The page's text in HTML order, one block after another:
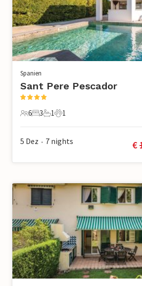
Spanien
Sant Pere Pescador
6 Gäste
6
3 Schlafzimmer
3
1 Badezimmer
1
1 Haustier
1
5 Dez • 7 nights €